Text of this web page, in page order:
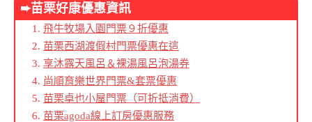
➨苗栗好康優惠資訊
飛牛牧場入園門票９折優惠
苗栗西湖渡假村門票優惠在這
享沐露天風呂＆裸湯風呂泡湯券
尚順育樂世界門票&套票優惠
苗栗卓也小屋門票（可折抵消費）
苗栗agoda線上訂房優惠服務